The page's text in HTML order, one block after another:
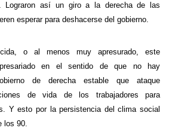
Lograron así un giro a la derecha de las
esperar para deshacerse del gobierno.
o al menos muy apresurado, este
en el sentido de que no hay
de derecha estable que ataque
de vida de los trabajadores para
Y esto por la persistencia del clima social
los 90.